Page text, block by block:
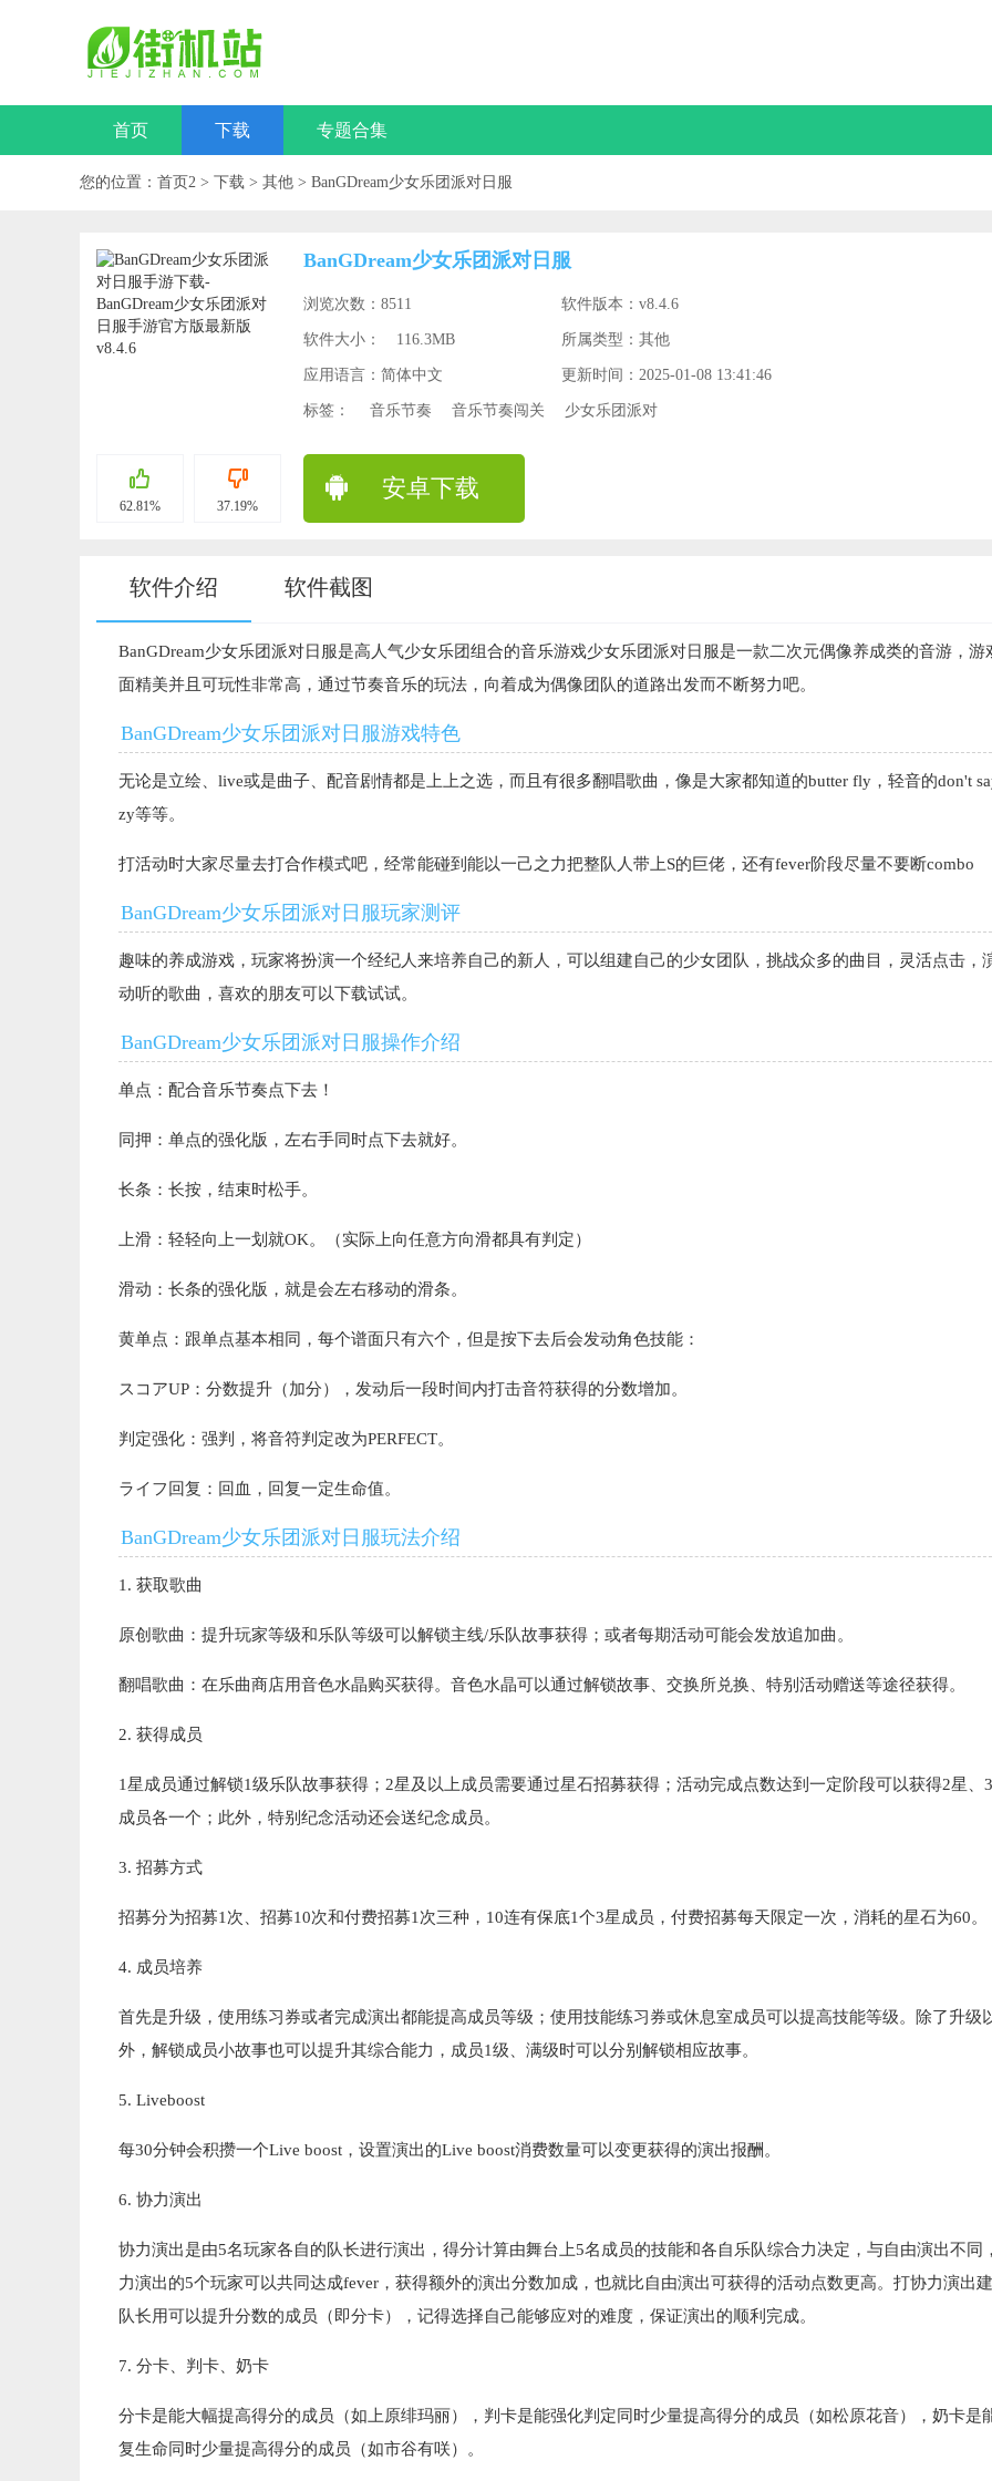
首页 下载 专题合集
您的位置： 首页2 > 下载 > 其他 > BanGDream少女乐团派对日服
62.81% 37.19%
BanGDream少女乐团派对日服
浏览次数：8511 软件版本：v8.4.6
软件大小： 116.3MB 所属类型：其他
应用语言：简体中文 更新时间：2025-01-08 13:41:46
标签： 音乐节奏 音乐节奏闯关 少女乐团派对
安卓下载
软件介绍 软件截图
BanGDream少女乐团派对日服是高人气少女乐团组合的音乐游戏少女乐团派对日服是一款二次元偶像养成类的音游，游
面精美并且可玩性非常高，通过节奏音乐的玩法，向着成为偶像团队的道路出发而不断努力吧。
BanGDream少女乐团派对日服游戏特色
无论是立绘、live或是曲子、配音剧情都是上上之选，而且有很多翻唱歌曲，像是大家都知道的butter fly，轻音的don't
zy等等。
打活动时大家尽量去打合作模式吧，经常能碰到能以一己之力把整队人带上S的巨佬，还有fever阶段尽量不要断combo
BanGDream少女乐团派对日服玩家测评
趣味的养成游戏，玩家将扮演一个经纪人来培养自己的新人，可以组建自己的少女团队，挑战众多的曲目，灵活点击，
动听的歌曲，喜欢的朋友可以下载试试。
BanGDream少女乐团派对日服操作介绍
单点：配合音乐节奏点下去！
同押：单点的强化版，左右手同时点下去就好。
长条：长按，结束时松手。
上滑：轻轻向上一划就OK。（实际上向任意方向滑都具有判定）
滑动：长条的强化版，就是会左右移动的滑条。
黄单点：跟单点基本相同，每个谱面只有六个，但是按下去后会发动角色技能：
スコアUP：分数提升（加分），发动后一段时间内打击音符获得的分数增加。
判定强化：强判，将音符判定改为PERFECT。
ライフ回复：回血，回复一定生命值。
BanGDream少女乐团派对日服玩法介绍
1. 获取歌曲
原创歌曲：提升玩家等级和乐队等级可以解锁主线/乐队故事获得；或者每期活动可能会发放追加曲。
翻唱歌曲：在乐曲商店用音色水晶购买获得。音色水晶可以通过解锁故事、交换所兑换、特别活动赠送等途径获得。
2. 获得成员
1星成员通过解锁1级乐队故事获得；2星及以上成员需要通过星石招募获得；活动完成点数达到一定阶段可以获得2星、
成员各一个；此外，特别纪念活动还会送纪念成员。
3. 招募方式
招募分为招募1次、招募10次和付费招募1次三种，10连有保底1个3星成员，付费招募每天限定一次，消耗的星石为60。
4. 成员培养
首先是升级，使用练习券或者完成演出都能提高成员等级；使用技能练习券或休息室成员可以提高技能等级。除了升级
外，解锁成员小故事也可以提升其综合能力，成员1级、满级时可以分别解锁相应故事。
5. Liveboost
每30分钟会积攒一个Live boost，设置演出的Live boost消费数量可以变更获得的演出报酬。
6. 协力演出
协力演出是由5名玩家各自的队长进行演出，得分计算由舞台上5名成员的技能和各自乐队综合力决定，与自由演出不同
力演出的5个玩家可以共同达成fever，获得额外的演出分数加成，也就比自由演出可获得的活动点数更高。打协力演出
队长用可以提升分数的成员（即分卡），记得选择自己能够应对的难度，保证演出的顺利完成。
7. 分卡、判卡、奶卡
分卡是能大幅提高得分的成员（如上原绯玛丽），判卡是能强化判定同时少量提高得分的成员（如松原花音），奶卡是
复生命同时少量提高得分的成员（如市谷有咲）。